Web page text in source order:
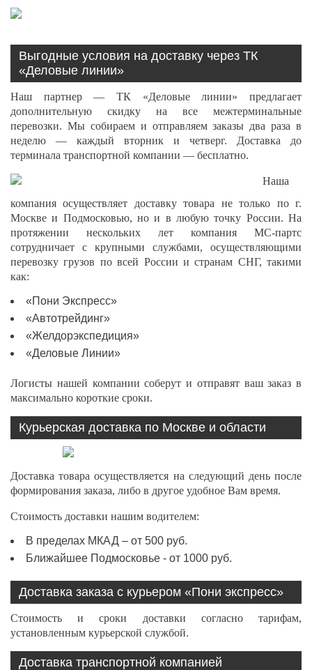
Выгодные условия на доставку через ТК
«Деловые линии»
Наш партнер — ТК «Деловые линии» предлагает
дополнительную скидку на все межтерминальные
перевозки. Мы собираем и отправляем заказы два раза в
неделю — каждый вторник и четверг. Доставка до
терминала транспортной компании — бесплатно.
Наша
компания осуществляет доставку товара не только по г.
Москве и Подмосковью, но и в любую точку России. На
протяжении нескольких лет компания МС-партс
сотрудничает с крупными службами, осуществляющими
перевозку грузов по всей России и странам СНГ, такими
как:
«Пони Экспресс»
«Автотрейдинг»
«Желдорэкспедиция»
«Деловые Линии»
Логисты нашей компании соберут и отправят ваш заказ в
максимально короткие сроки.
Курьерская доставка по Москве и области
Доставка товара осуществляется на следующий день после
формирования заказа, либо в другое удобное Вам время.
Стоимость доставки нашим водителем:
В пределах МКАД – от 500 руб.
Ближайшее Подмосковье - от 1000 руб.
Доставка заказа с курьером «Пони экспресс»
Стоимость и сроки доставки согласно тарифам,
установленным курьерской службой.
Доставка транспортной компанией